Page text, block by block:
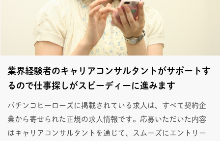
業界経験者のキャリアコンサルタントがサポートす
るので仕事探しがスピーディーに進みます
パチンコヒーローズに掲載されている求人は、すべて契約企
業から寄せられた正規の求人情報です。応募いただいた内容
はキャリアコンサルタントを通じて、スムーズにエントリー